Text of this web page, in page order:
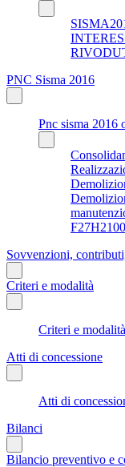
PNC Sisma 2016
Pnc sisma 2016
Sovvenzioni,
Criteri e modalità
Criteri e modalità
Atti di concessione
Atti di
Bilanci
Bilancio preventivo e